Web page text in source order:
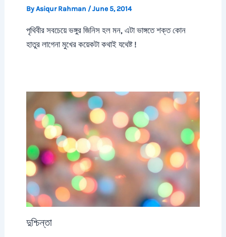
ByAsiqur Rahman /June 5, 2014
পৃথিবীর সবচেয়ে ভঙ্গুর জিনিস হল মন, এটা ভাঙ্গতে শক্ত কোন
হাতুর লাগেনা মুখের কয়েকটা কথাই যথেষ্ট !
দুশ্চিন্তা